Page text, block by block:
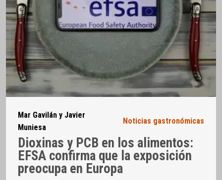
Mar Gavilán y Javier
Muniesa
Noticias gastronómicas
Dioxinas y PCB en los alimentos:
EFSA confirma que la exposición
preocupa en Europa